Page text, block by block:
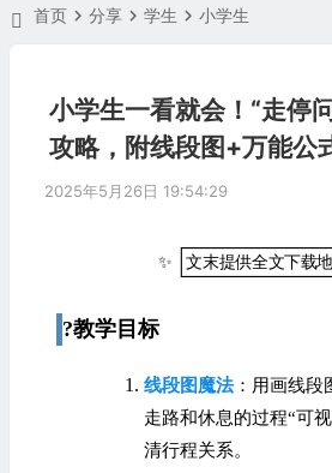
首页
分享 学生 小学生
小学生一看就会！“走停
攻略，附线段图+万能公
2025年5月26日 19:54:29
✨ 文末提供全文下载
?教学目标
线段图魔法：用画线段
走路和休息的过程“可
清行程关系。